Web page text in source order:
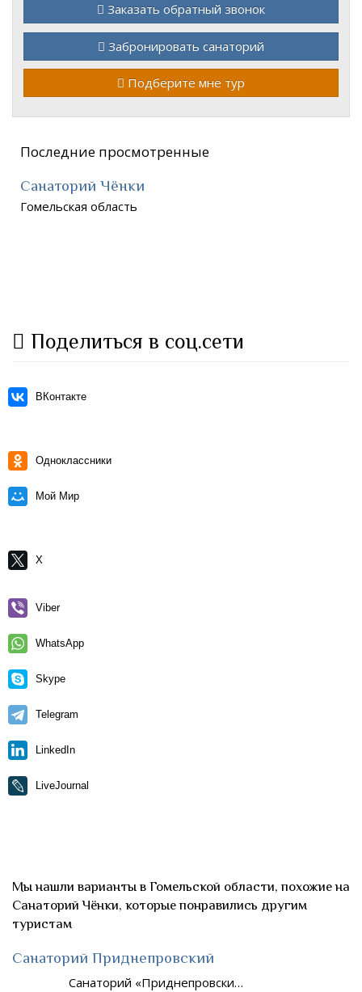
Заказать обратный звонок
Забронировать санаторий
Подберите мне тур
Последние просмотренные
Санаторий Чёнки
Гомельская область
Поделиться в соц.сети
ВКонтакте
Одноклассники
Мой Мир
X
Viber
WhatsApp
Skype
Telegram
LinkedIn
LiveJournal
Мы нашли варианты в Гомельской области, похожие на
Санаторий Чёнки, которые понравились другим
туристам
Санаторий Приднепровский
Санаторий «Приднепровски…